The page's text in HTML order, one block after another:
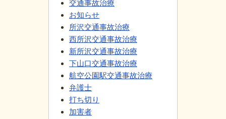
交通事故治療
お知らせ
所沢交通事故治療
西所沢交通事故治療
新所沢交通事故治療
下山口交通事故治療
航空公園駅交通事故治療
弁護士
打ち切り
加害者